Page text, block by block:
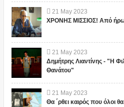
21 May 2023
ΧΡΟΝΗΣ ΜΙΣΣΙΟΣ! Από
21 May 2023
Δημήτρης Λιαντίνης - "Η
Θανάτου"
21 May 2023
Θα ΄ρθει καιρός που όλοι